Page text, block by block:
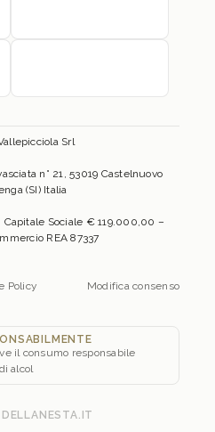
Srl
n° 21, 53019 Castelnuovo
(SI) Italia
Capitale Sociale € 119.000,00 –
REA 87337
Policy Modifica consenso
il consumo responsabile
di alcol
DELLANESTA.IT